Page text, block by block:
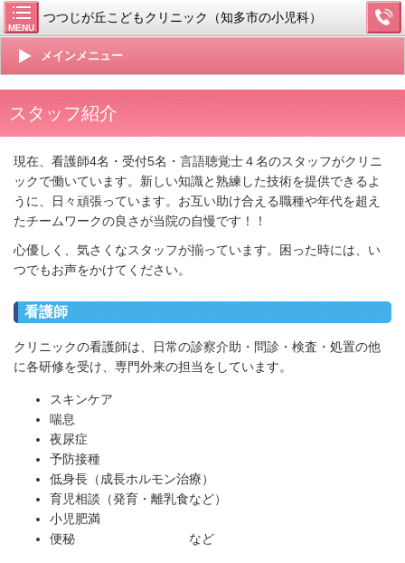
MENU
つつじが丘こどもクリニック（知多市の小児科）
メインメニュー
スタッフ紹介
現在、看護師4名・受付5名・言語聴覚士４名のスタッフがクリニ
ックで働いています。新しい知識と熟練した技術を提供できるよ
うに、日々頑張っています。お互い助け合える職種や年代を超え
たチームワークの良さが当院の自慢です！！
心優しく、気さくなスタッフが揃っています。困った時には、い
つでもお声をかけてください。
看護師
クリニックの看護師は、日常の診察介助・問診・検査・処置の他
に各研修を受け、専門外来の担当をしています。
スキンケア
喘息
夜尿症
予防接種
低身長（成長ホルモン治療）
育児相談（発育・離乳食など）
小児肥満
便秘 など